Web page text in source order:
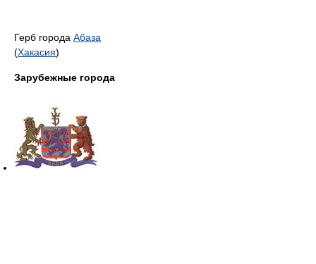
Герб города Абаза
(Хакасия)
Зарубежные города